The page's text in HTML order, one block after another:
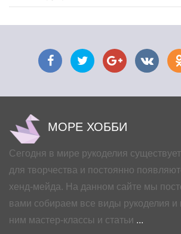
МОРЕ ХОББИ
Сегодня в мире рукоделия
для творчества и постоянно
хенд-мейда. На данном сайте мы
вами собираем все виды рукоделия и
ним мастер-классы и статьи ...